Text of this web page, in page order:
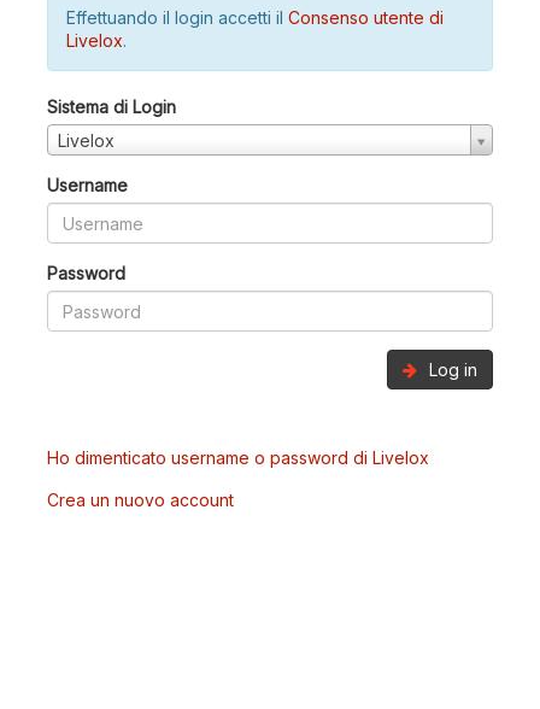
Effettuando il login accetti il Consenso utente di
Livelox.
Sistema di Login
Livelox
Username
Password
Log in
Ho dimenticato username o password di Livelox
Crea un nuovo account